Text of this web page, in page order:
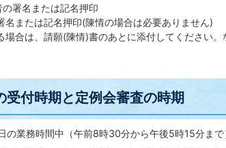
署名または記名押印
名または記名押印(陳情の場合は必要ありません)
場合は、請願(陳情)書のあとに添付してください
受付時期と定例会審査の時期
の業務時間中（午前8時30分から午後5時15分まで